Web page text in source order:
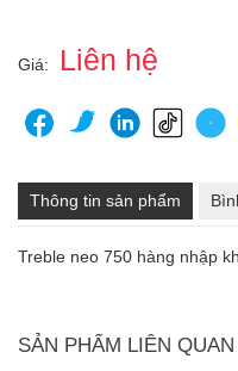
Giá: Liên hệ
Thông tin sản phẩm
Treble neo 750 hàng nhập
SẢN PHẨM LIÊN QUAN